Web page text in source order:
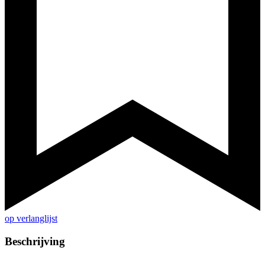
op verlanglijst
Beschrijving